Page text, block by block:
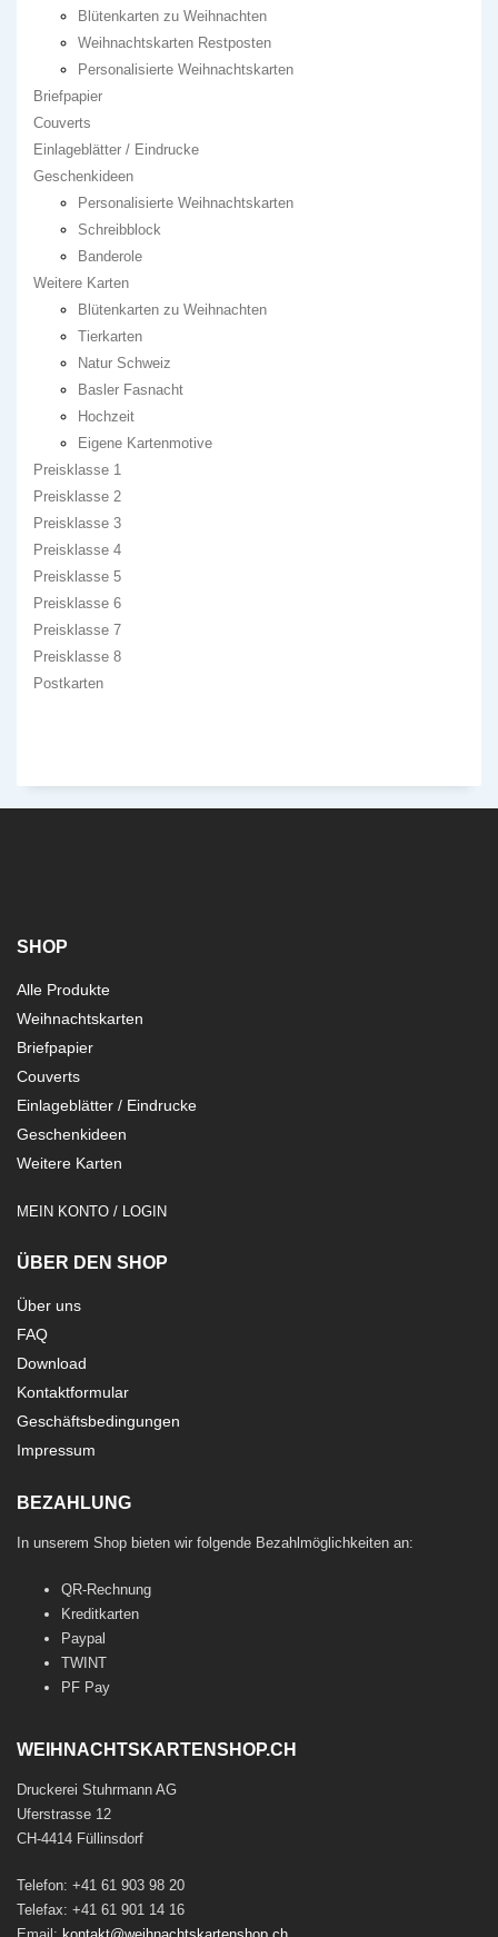
Blütenkarten zu Weihnachten
Weihnachtskarten Restposten
Personalisierte Weihnachtskarten
Briefpapier
Couverts
Einlageblätter / Eindrucke
Geschenkideen
Personalisierte Weihnachtskarten
Schreibblock
Banderole
Weitere Karten
Blütenkarten zu Weihnachten
Tierkarten
Natur Schweiz
Basler Fasnacht
Hochzeit
Eigene Kartenmotive
Preisklasse 1
Preisklasse 2
Preisklasse 3
Preisklasse 4
Preisklasse 5
Preisklasse 6
Preisklasse 7
Preisklasse 8
Postkarten
SHOP
Alle Produkte
Weihnachtskarten
Briefpapier
Couverts
Einlageblätter / Eindrucke
Geschenkideen
Weitere Karten
MEIN KONTO / LOGIN
ÜBER DEN SHOP
Über uns
FAQ
Download
Kontaktformular
Geschäftsbedingungen
Impressum
BEZAHLUNG
In unserem Shop bieten wir folgende Bezahlmöglichkeiten an:
QR-Rechnung
Kreditkarten
Paypal
TWINT
PF Pay
WEIHNACHTSKARTENSHOP.CH
Druckerei Stuhrmann AG
Uferstrasse 12
CH-4414 Füllinsdorf
Telefon: +41 61 903 98 20
Telefax: +41 61 901 14 16